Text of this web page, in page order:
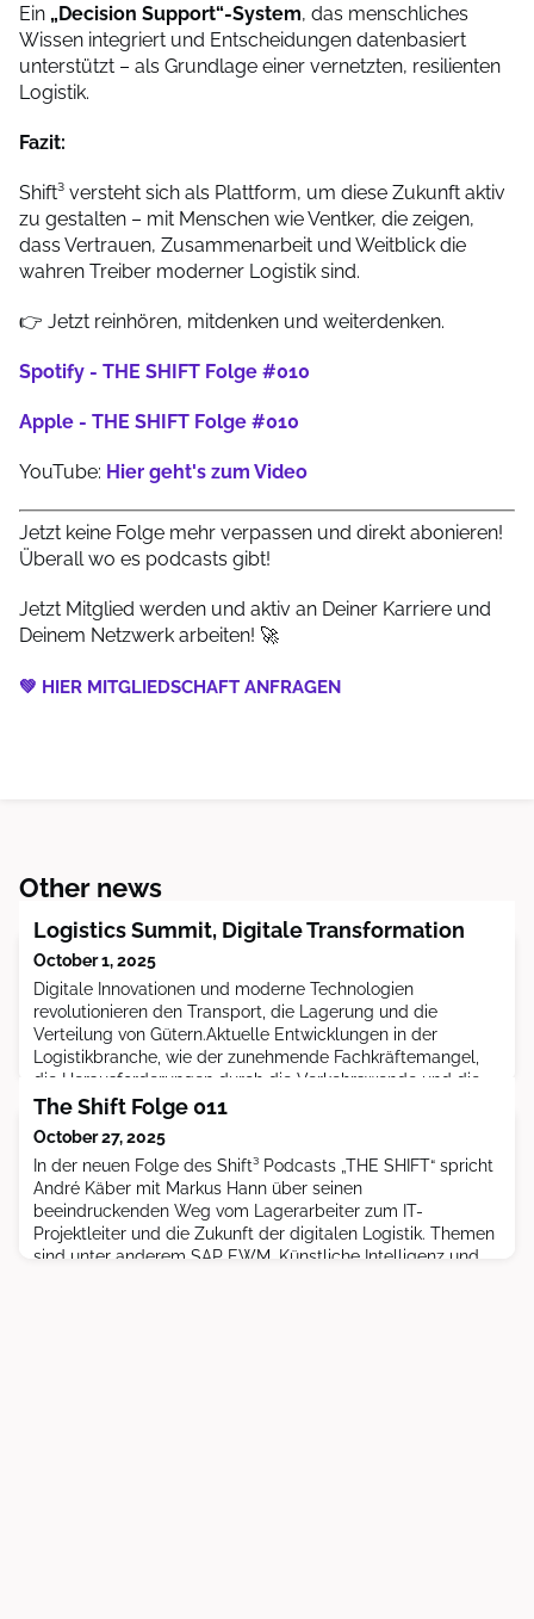
Ein „Decision Support“-System, das menschliches
Wissen integriert und Entscheidungen datenbasiert
unterstützt – als Grundlage einer vernetzten, resilienten
Logistik.
Fazit:
Shift³ versteht sich als Plattform, um diese Zukunft aktiv
zu gestalten – mit Menschen wie Ventker, die zeigen,
dass Vertrauen, Zusammenarbeit und Weitblick die
wahren Treiber moderner Logistik sind.
👉 Jetzt reinhören, mitdenken und weiterdenken.
Spotify - THE SHIFT Folge #010
Apple - THE SHIFT Folge #010
YouTube: Hier geht's zum Video
Jetzt keine Folge mehr verpassen und direkt abonieren!
Überall wo es podcasts gibt!
Jetzt Mitglied werden und aktiv an Deiner Karriere und
Deinem Netzwerk arbeiten! 🚀
💚 HIER MITGLIEDSCHAFT ANFRAGEN
Other news
Logistics Summit, Digitale Transformation
October 1, 2025
Digitale Innovationen und moderne Technologien
revolutionieren den Transport, die Lagerung und die
Verteilung von Gütern.Aktuelle Entwicklungen in der
Logistikbranche, wie der zunehmende Fachkräftemangel,
die Herausforderungen durch die Verkehrswende und die
wachsende Bedeutung nachhaltiger Lieferketten,
verdeutlichen, wie dringend neue und innovative Lösungen
benötigt werden.
The Shift Folge 011
October 27, 2025
In der neuen Folge des Shift³ Podcasts „THE SHIFT“ spricht
André Käber mit Markus Hann über seinen
beeindruckenden Weg vom Lagerarbeiter zum IT-
Projektleiter und die Zukunft der digitalen Logistik. Themen
sind unter anderem SAP EWM, Künstliche Intelligenz und